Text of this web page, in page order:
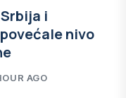
i
nivo
AGO